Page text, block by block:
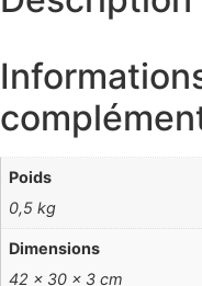
Poids
0,5 kg
Dimensions
42 × 30 × 3 cm